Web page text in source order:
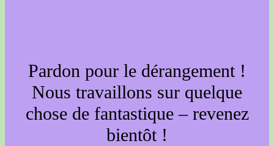
Pardon pour le dérangement !
Nous travaillons sur quelque
chose de fantastique – revenez
bientôt !